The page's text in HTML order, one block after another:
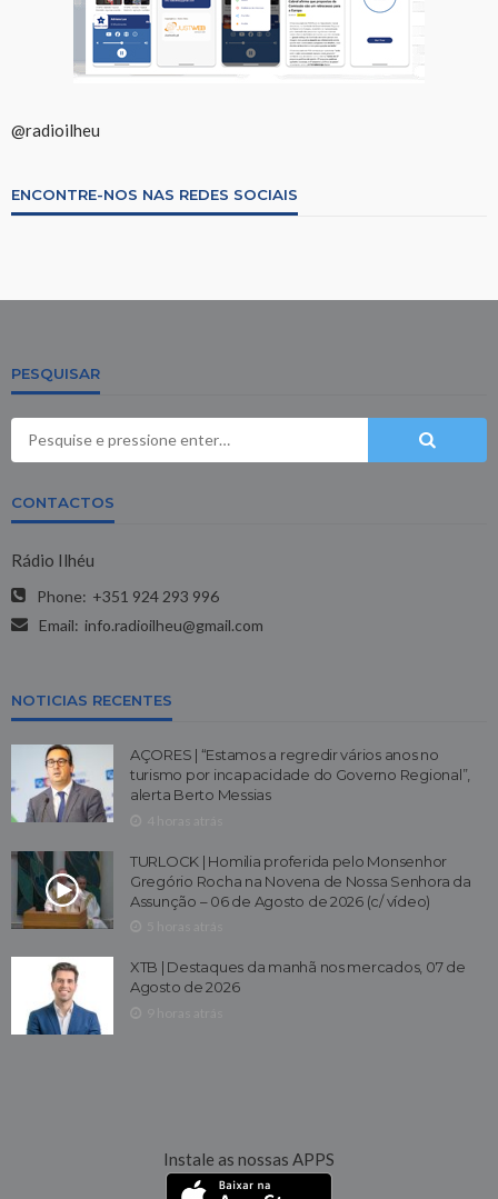
@radioilheu
ENCONTRE-NOS NAS REDES SOCIAIS
PESQUISAR
CONTACTOS
Rádio Ilhéu
Phone: +351 924 293 996
Email: info.radioilheu@gmail.com
NOTICIAS RECENTES
AÇORES | “Estamos a regredir vários anos no
turismo por incapacidade do Governo Regional”,
alerta Berto Messias
TURLOCK | Homilia proferida pelo Monsenhor
Gregório Rocha na Novena de Nossa Senhora da
Assunção – 06 de Agosto de 2026 (c/ vídeo)
XTB | Destaques da manhã nos mercados, 07 de
Agosto de 2026
Instale as nossas APPS